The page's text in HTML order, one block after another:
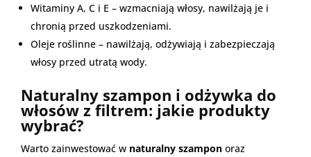
Witaminy A, C i E – wzmacniają włosy, nawilżają je i
chronią przed uszkodzeniami.
Oleje roślinne – nawilżają, odżywiają i zabezpieczają
włosy przed utratą wody.
Naturalny szampon i odżywka do
włosów z filtrem: jakie produkty
wybrać?
Warto zainwestować w naturalny szampon oraz